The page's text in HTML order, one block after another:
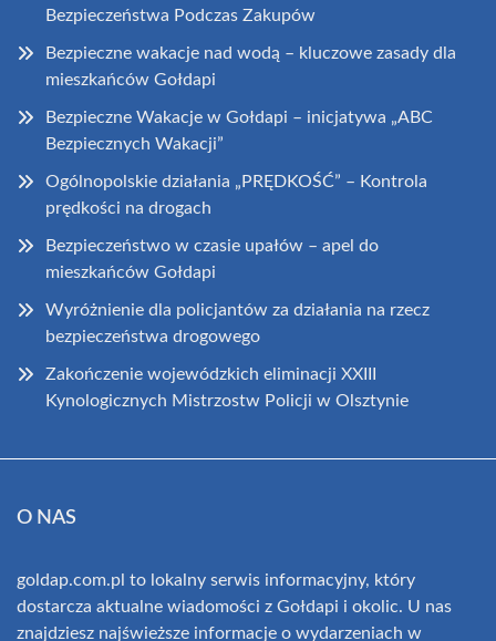
Bezpieczeństwa Podczas Zakupów
Bezpieczne wakacje nad wodą – kluczowe zasady dla
mieszkańców Gołdapi
Bezpieczne Wakacje w Gołdapi – inicjatywa „ABC
Bezpiecznych Wakacji”
Ogólnopolskie działania „PRĘDKOŚĆ” – Kontrola
prędkości na drogach
Bezpieczeństwo w czasie upałów – apel do
mieszkańców Gołdapi
Wyróżnienie dla policjantów za działania na rzecz
bezpieczeństwa drogowego
Zakończenie wojewódzkich eliminacji XXIII
Kynologicznych Mistrzostw Policji w Olsztynie
O NAS
goldap.com.pl to lokalny serwis informacyjny, który
dostarcza aktualne wiadomości z Gołdapi i okolic. U nas
znajdziesz najświeższe informacje o wydarzeniach w